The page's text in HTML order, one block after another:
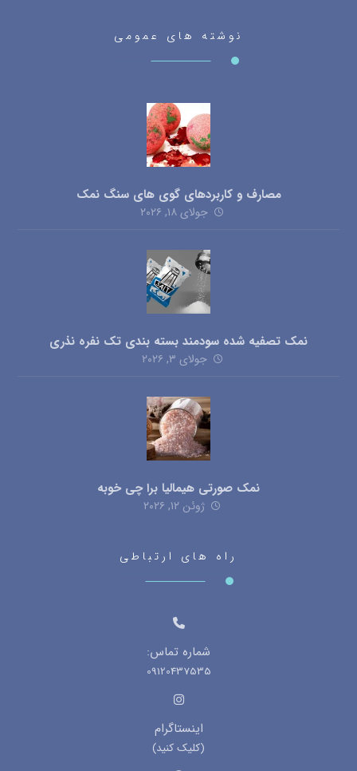
نوشته های عمومی
مصارف و کاربردهای گوی های سنگ نمک
جولای ۱۸, ۲۰۲۶
نمک تصفیه شده سودمند بسته بندی تک نفره نذری
جولای ۳, ۲۰۲۶
نمک صورتی هیمالیا برا چی خوبه
ژوئن ۱۲, ۲۰۲۶
راه های ارتباطی
شماره تماس:
09120437535
اینستاگرام
(کلیک کنید)